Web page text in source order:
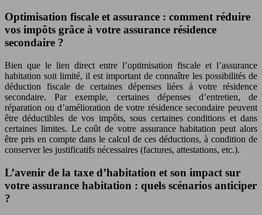
Optimisation fiscale et assurance : comment réduire
vos impôts grâce à votre assurance résidence
secondaire ?
Bien que le lien direct entre l’optimisation fiscale et l’assurance
habitation soit limité, il est important de connaître les possibilités de
déduction fiscale de certaines dépenses liées à votre résidence
secondaire. Par exemple, certaines dépenses d’entretien, de
réparation ou d’amélioration de votre résidence secondaire peuvent
être déductibles de vos impôts, sous certaines conditions et dans
certaines limites. Le coût de votre assurance habitation peut alors
être pris en compte dans le calcul de ces déductions, à condition de
conserver les justificatifs nécessaires (factures, attestations, etc.).
L’avenir de la taxe d’habitation et son impact sur
votre assurance habitation : quels scénarios anticiper
?